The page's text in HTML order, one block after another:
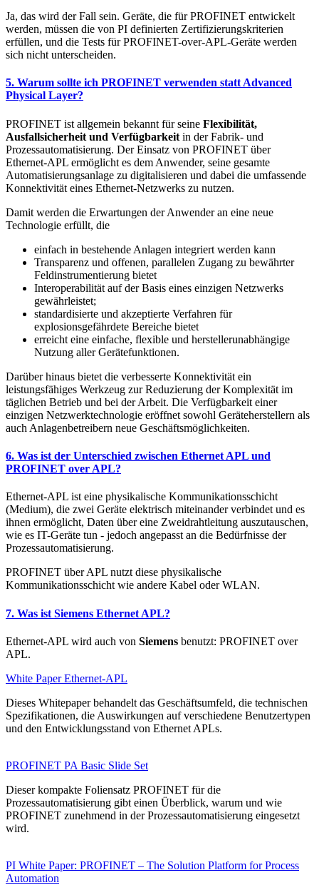
Ja, das wird der Fall sein. Geräte, die für PROFINET entwickelt
werden, müssen die von PI definierten Zertifizierungskriterien
erfüllen, und die Tests für PROFINET-over-APL-Geräte werden
sich nicht unterscheiden.
5. Warum sollte ich PROFINET verwenden statt Advanced
Physical Layer?
PROFINET ist allgemein bekannt für seine Flexibilität,
Ausfallsicherheit und Verfügbarkeit in der Fabrik- und
Prozessautomatisierung. Der Einsatz von PROFINET über
Ethernet-APL ermöglicht es dem Anwender, seine gesamte
Automatisierungsanlage zu digitalisieren und dabei die umfassende
Konnektivität eines Ethernet-Netzwerks zu nutzen.
Damit werden die Erwartungen der Anwender an eine neue
Technologie erfüllt, die
einfach in bestehende Anlagen integriert werden kann
Transparenz und offenen, parallelen Zugang zu bewährter
Feldinstrumentierung bietet
Interoperabilität auf der Basis eines einzigen Netzwerks
gewährleistet;
standardisierte und akzeptierte Verfahren für
explosionsgefährdete Bereiche bietet
erreicht eine einfache, flexible und herstellerunabhängige
Nutzung aller Gerätefunktionen.
Darüber hinaus bietet die verbesserte Konnektivität ein
leistungsfähiges Werkzeug zur Reduzierung der Komplexität im
täglichen Betrieb und bei der Arbeit. Die Verfügbarkeit einer
einzigen Netzwerktechnologie eröffnet sowohl Geräteherstellern als
auch Anlagenbetreibern neue Geschäftsmöglichkeiten.
6. Was ist der Unterschied zwischen Ethernet APL und
PROFINET over APL?
Ethernet-APL ist eine physikalische Kommunikationsschicht
(Medium), die zwei Geräte elektrisch miteinander verbindet und es
ihnen ermöglicht, Daten über eine Zweidrahtleitung auszutauschen,
wie es IT-Geräte tun - jedoch angepasst an die Bedürfnisse der
Prozessautomatisierung.
PROFINET über APL nutzt diese physikalische
Kommunikationsschicht wie andere Kabel oder WLAN.
7. Was ist Siemens Ethernet APL?
Ethernet-APL wird auch von Siemens benutzt: PROFINET over
APL.
White Paper Ethernet-APL
Dieses Whitepaper behandelt das Geschäftsumfeld, die technischen
Spezifikationen, die Auswirkungen auf verschiedene Benutzertypen
und den Entwicklungsstand von Ethernet APLs.
PROFINET PA Basic Slide Set
Dieser kompakte Foliensatz PROFINET für die
Prozessautomatisierung gibt einen Überblick, warum und wie
PROFINET zunehmend in der Prozessautomatisierung eingesetzt
wird.
PI White Paper: PROFINET – The Solution Platform for Process
Automation